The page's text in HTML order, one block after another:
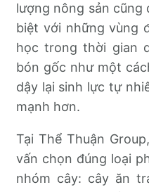
lượng nông sản
biệt với những vùng
học trong thời gian
bón gốc như một
dậy lại sinh lực tự
mạnh hơn.
Tại Thể Thuận
vấn chọn đúng loại
nhóm cây: cây ăn